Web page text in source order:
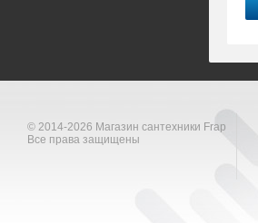
© 2014-2026 Магазин сантехники Frap
Все права защищены